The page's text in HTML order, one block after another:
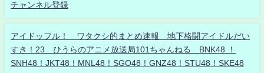
チャンネル登録
アイドッフル！ ワタクシ的まとめ速報 地下格闘アイドルだい
すき！23 ひうらのアニメ放送局101ちゃんねる BNK48 ！
SNH48！JKT48！MNL48！SGO48！GNZ48！STU48！SKE48